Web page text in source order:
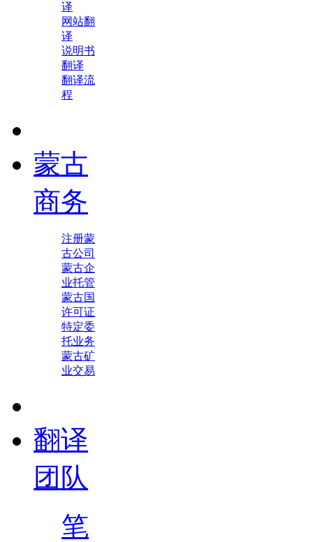
译
网站翻
译
说明书
翻译
翻译流
程
蒙古
商务
注册蒙
古公司
蒙古企
业托管
蒙古国
许可证
特定委
托业务
蒙古矿
业交易
翻译
团队
笔